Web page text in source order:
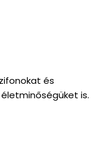
és
is.